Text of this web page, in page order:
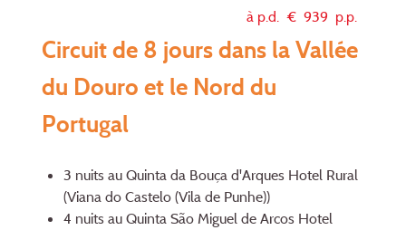
à p.d. € 939 p.p.
Circuit de 8 jours dans la Vallée
du Douro et le Nord du
Portugal
3 nuits au Quinta da Bouça d'Arques Hotel Rural
(Viana do Castelo (Vila de Punhe))
4 nuits au Quinta São Miguel de Arcos Hotel